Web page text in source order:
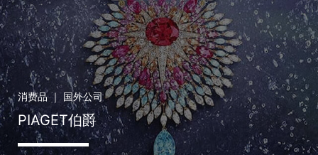
消费品 ｜ 国外公司
PIAGET伯爵